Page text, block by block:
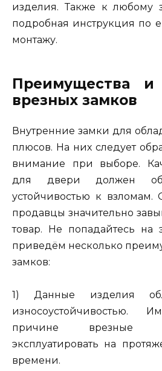
изделия. Также к любому
подробная инструкция по
монтажу.
Преимущества и
врезных замков
Внутренние замки для
плюсов. На них следует
внимание при выборе.
для двери должен
устойчивостью к взломам.
продавцы значительно
товар. Не попадайтесь на
приведём несколько
замков:
1) Данные изделия
износоустойчивостью.
причине врезные
эксплуатировать на
времени.